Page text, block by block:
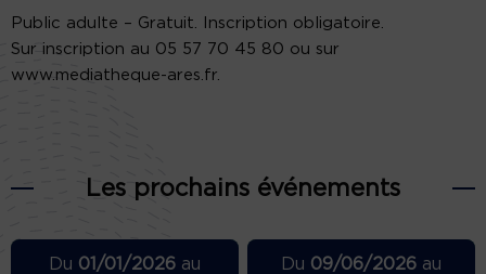
Public adulte – Gratuit. Inscription obligatoire.
Sur inscription au 05 57 70 45 80 ou sur
www.mediatheque-ares.fr.
Les prochains événements
Du 01/01/2026au
Du 09/06/2026 au